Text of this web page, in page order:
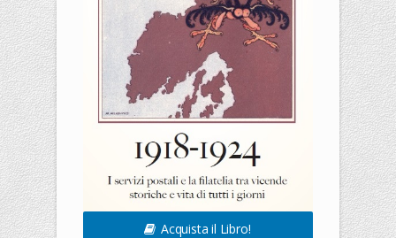
Acquista il Libro!